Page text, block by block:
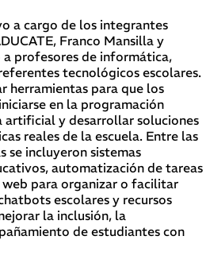
a cargo de los integrantes
Franco Mansilla y
profesores de informática,
tecnológicos escolares.
herramientas para que los
en la programación
artificial y desarrollar soluciones
reales de la escuela. Entre las
se incluyeron sistemas
automatización de tareas
para organizar o facilitar
escolares y recursos
la inclusión, la
de estudiantes con